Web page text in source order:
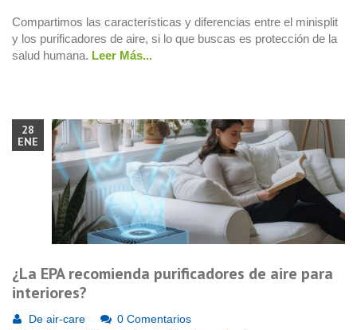
Compartimos las características y diferencias entre el minisplit
y los purificadores de aire, si lo que buscas es protección de la
salud humana. Leer Más...
28
ENE
¿La EPA recomienda purificadores de aire para
interiores?
De air-care
0 Comentarios